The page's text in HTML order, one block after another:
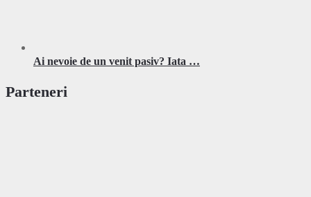
Ai nevoie de un venit pasiv? Iata …
Parteneri